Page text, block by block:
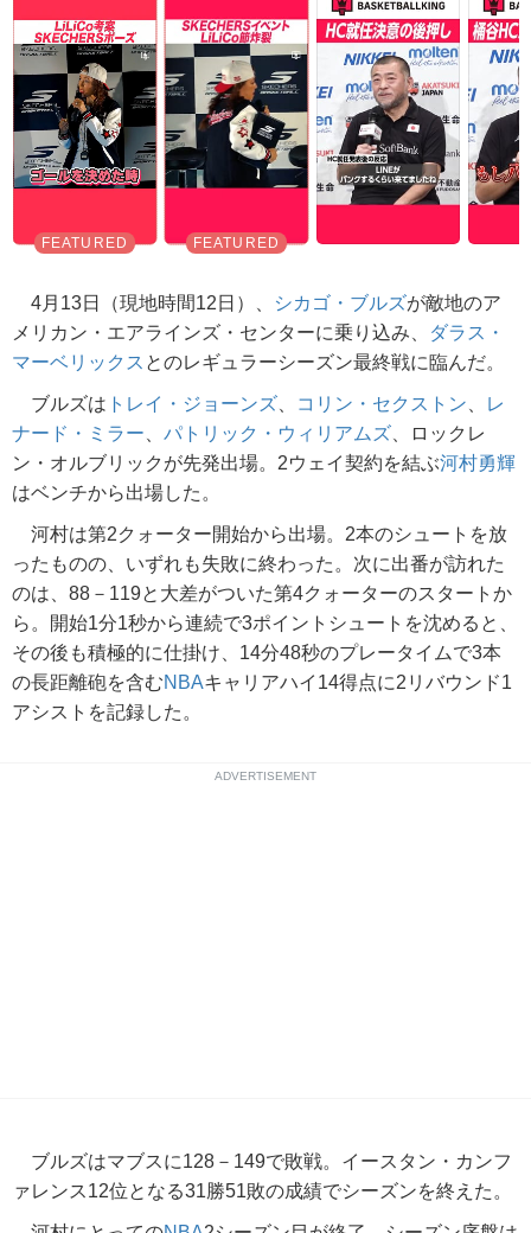
4月13日（現地時間12日）、 シカゴ・ブルズが敵地のア
メリカン・エアラインズ・センターに乗り込み、
ダラス・
マーベリックス とのレギュラーシーズン最終戦に臨んだ。
ブルズは トレイ・ジョーンズ コリン・セクストン
レ
ナード・ミラー
パトリック・ウィリアムズ 、ロックレ
ン・オルブリックが先発出場。2ウェイ契約を結ぶ河村勇輝
はベンチから出場した。
河村は第2クォーター開始から出場。2本のシュートを放
ったものの、いずれも失敗に終わった。次に出番が訪れた
のは、88－119と大差がついた第4クォーターのスタートか
ら。開始1分1秒から連続で3ポイントシュートを沈めると、
その後も積極的に仕掛け、14分48秒のプレータイムで3本
の長距離砲を含むNBAキャリアハイ14得点に2リバウンド1
アシストを記録した。
ADVERTISEMENT
ブルズはマブスに128－149で敗戦。イースタン・カンフ
ァレンス12位となる31勝51敗の成績でシーズンを終えた。